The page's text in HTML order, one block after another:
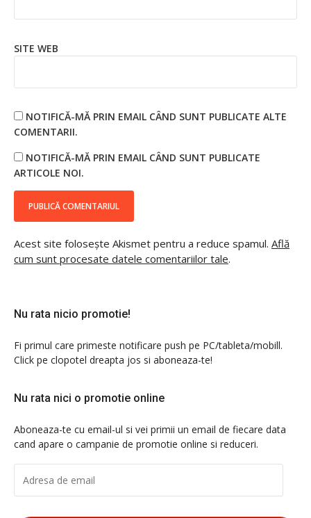
SITE WEB
NOTIFICĂ-MĂ PRIN EMAIL CÂND SUNT PUBLICATE ALTE
COMENTARII.
NOTIFICĂ-MĂ PRIN EMAIL CÂND SUNT PUBLICATE
ARTICOLE NOI.
Acest site folosește Akismet pentru a reduce spamul. Află
cum sunt procesate datele comentariilor tale.
Nu rata nicio promotie!
Fi primul care primeste notificare push pe PC/tableta/mobill.
Click pe clopotel dreapta jos si aboneaza-te!
Nu rata nici o promotie online
Aboneaza-te cu email-ul si vei primii un email de fiecare data
cand apare o campanie de promotie online si reduceri.
DE
EMAIL